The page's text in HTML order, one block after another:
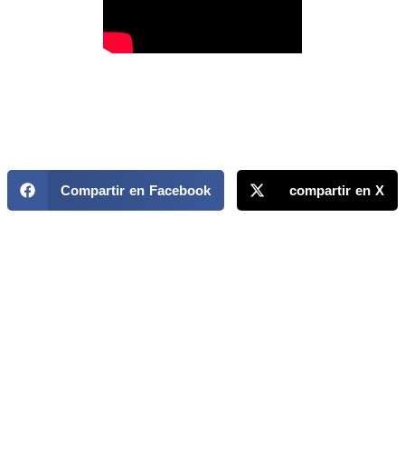
Compartir en Facebook compartir en X